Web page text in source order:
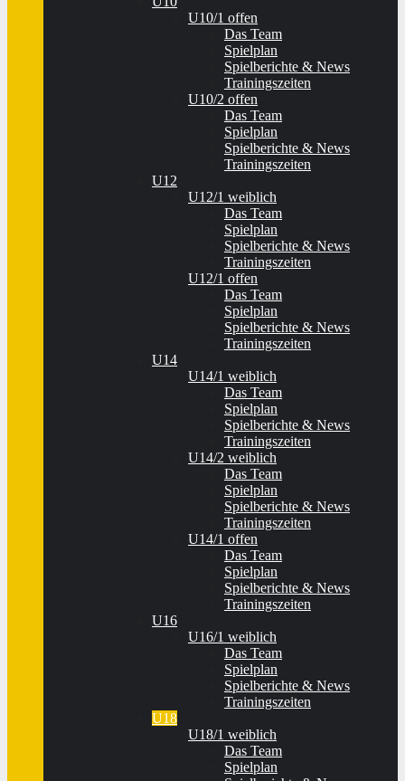
U10/1 offen
Das Team
Spielplan
Spielberichte & News
Trainingszeiten
U10/2 offen
Das Team
Spielplan
Spielberichte & News
Trainingszeiten
U12
U12/1 weiblich
Das Team
Spielplan
Spielberichte & News
Trainingszeiten
U12/1 offen
Das Team
Spielplan
Spielberichte & News
Trainingszeiten
U14
U14/1 weiblich
Das Team
Spielplan
Spielberichte & News
Trainingszeiten
U14/2 weiblich
Das Team
Spielplan
Spielberichte & News
Trainingszeiten
U14/1 offen
Das Team
Spielplan
Spielberichte & News
Trainingszeiten
U16
U16/1 weiblich
Das Team
Spielplan
Spielberichte & News
Trainingszeiten
U18
U18/1 weiblich
Das Team
Spielplan